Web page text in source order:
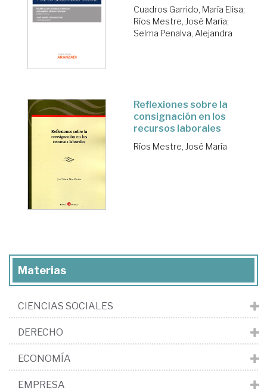
Cuadros Garrido, María Elisa;
Ríos Mestre, José María;
Selma Penalva, Alejandra
Reflexiones sobre la
consignación en los
recursos laborales
Ríos Mestre, José María
Materias
CIENCIAS SOCIALES
DERECHO
ECONOMÍA
EMPRESA